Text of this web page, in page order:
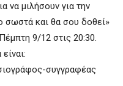
να μιλήσουν για την
σωστά και θα σου δοθεί»
9/12 στις 20:30.
συγγραφέας